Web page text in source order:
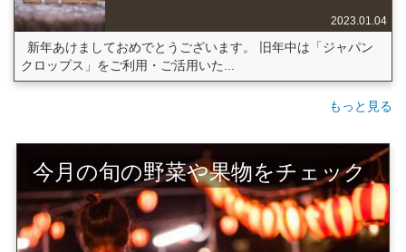
2023.01.04
新年あけましておめでとうございます。 旧年中は「ジャパン
クロップス」をご利用・ご活用いた...
もっと見る
今月の旬の野菜や果物をチェック